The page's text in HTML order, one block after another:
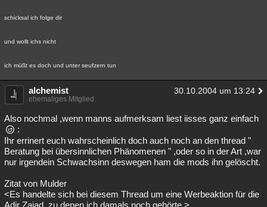
schicksal ich folge dir
und wollt ichs nicht
ich müßt es doch und unter seufzern tun
alchemist 30.10.2004 um 13:24
ehemaliges Mitglied
Also nochmal ,wenn manns aufmerksam liest iisses ganz einfach
:
Ihr errinert euch wahrscheinlich doch auch noch an den thread "
Beratung bei übersinnlichen Phänomenen " ,oder so in der Art ,war
nur irgendein Schwachsinn deswegen ham die mods ihn gelöscht.
Zitat von Mulder
<Es handelte sich bei diesem Thread um eine Werbeaktion für die
Adir Zajad, zu denen ich damals noch gehörte.>